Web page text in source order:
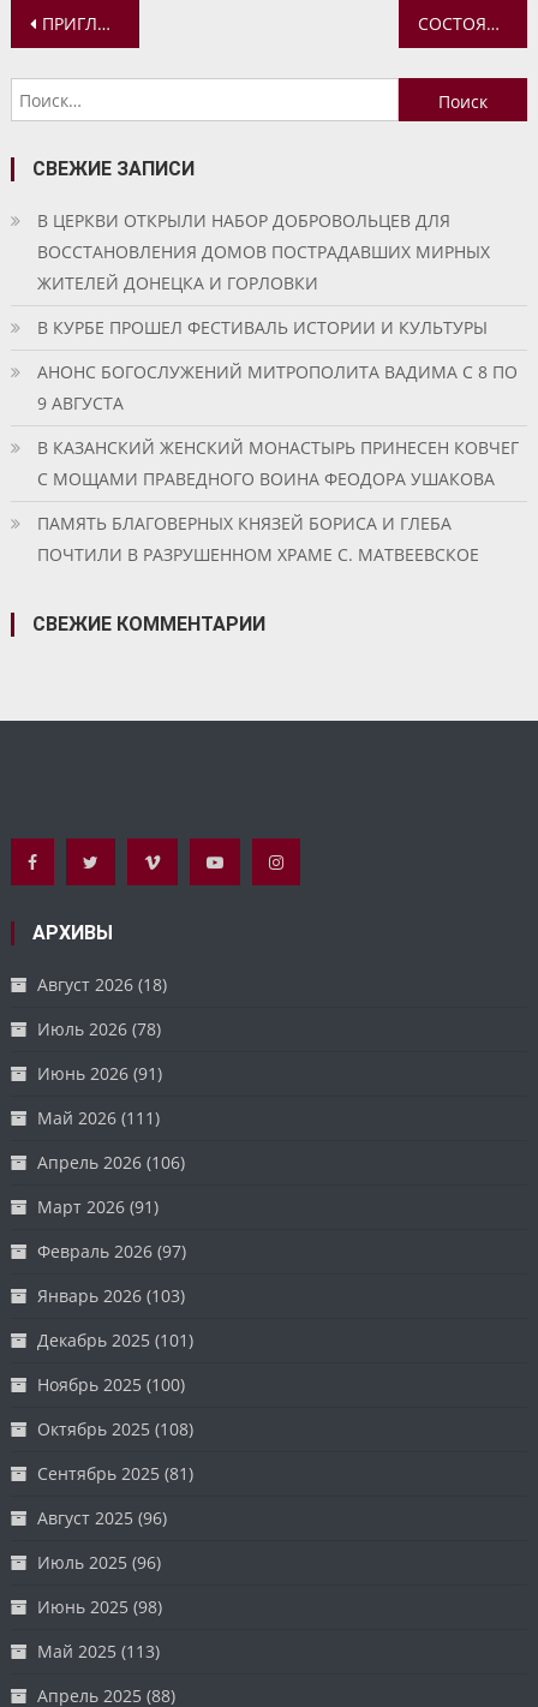
Навигация
по
записям
ПРИГЛАШАЕМ НА ЛЕКЦИЮ ОБ ИКОНОГРАФИИ ПРАЗДНИКА РОЖДЕСТВА ХРИСТОВА СОСТОЯЛАСЬ ВИРТУАЛЬНАЯ ЭКСКУРСИЯ ПО ЯРОСЛАВСКИМ ХРАМАМ
Найти:
СВЕЖИЕ ЗАПИСИ
В ЦЕРКВИ ОТКРЫЛИ НАБОР ДОБРОВОЛЬЦЕВ ДЛЯ
ВОССТАНОВЛЕНИЯ ДОМОВ ПОСТРАДАВШИХ МИРНЫХ
ЖИТЕЛЕЙ ДОНЕЦКА И ГОРЛОВКИ
В КУРБЕ ПРОШЕЛ ФЕСТИВАЛЬ ИСТОРИИ И КУЛЬТУРЫ
АНОНС БОГОСЛУЖЕНИЙ МИТРОПОЛИТА ВАДИМА С 8 ПО
9 АВГУСТА
В КАЗАНСКИЙ ЖЕНСКИЙ МОНАСТЫРЬ ПРИНЕСЕН КОВЧЕГ
С МОЩАМИ ПРАВЕДНОГО ВОИНА ФЕОДОРА УШАКОВА
ПАМЯТЬ БЛАГОВЕРНЫХ КНЯЗЕЙ БОРИСА И ГЛЕБА
ПОЧТИЛИ В РАЗРУШЕННОМ ХРАМЕ С. МАТВЕЕВСКОЕ
СВЕЖИЕ КОММЕНТАРИИ
АРХИВЫ
Август 2026 (18)
Июль 2026 (78)
Июнь 2026 (91)
Май 2026 (111)
Апрель 2026 (106)
Март 2026 (91)
Февраль 2026 (97)
Январь 2026 (103)
Декабрь 2025 (101)
Ноябрь 2025 (100)
Октябрь 2025 (108)
Сентябрь 2025 (81)
Август 2025 (96)
Июль 2025 (96)
Июнь 2025 (98)
Май 2025 (113)
Апрель 2025 (88)